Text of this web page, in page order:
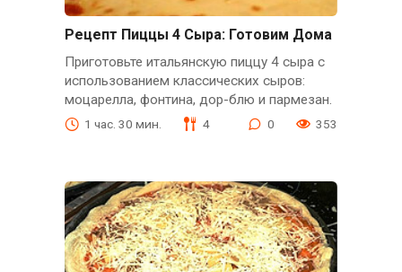
Рецепт Пиццы 4 Сыра: Готовим Дома
Приготовьте итальянскую пиццу 4 сыра с
использованием классических сыров:
моцарелла, фонтина, дор-блю и пармезан.
1 час. 30 мин. 4 0 353